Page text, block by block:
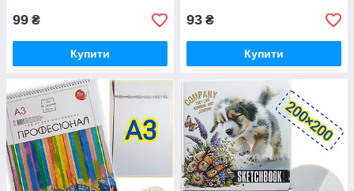
99 ₴
Купити
93 ₴
Купити